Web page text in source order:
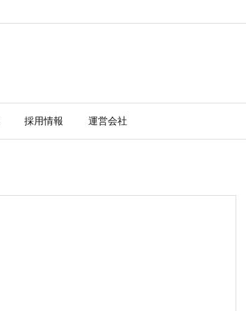
採用情報 運営会社